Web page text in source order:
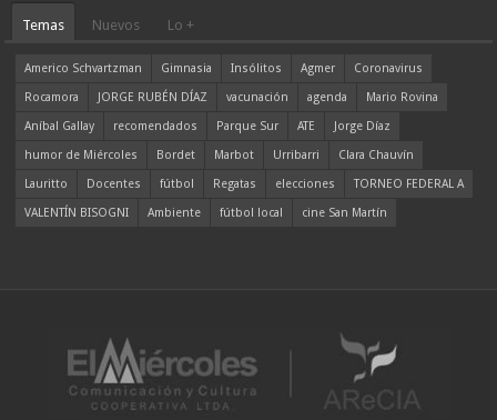
Temas Nuevos Lo +
Americo Schvartzman Gimnasia Insólitos Agmer
Coronavirus
Rocamora
JORGE RUBÉN DÍAZ vacunación agenda
Mario Rovina
Aníbal Gallay
recomendados Parque Sur ATE
Jorge Díaz
humor de Miércoles
Bordet Marbot Urribarri
Clara Chauvín
Lauritto
Docentes fútbol Regatas elecciones
TORNEO FEDERAL A
VALENTÍN BISOGNI
Ambiente fútbol local cine San Martín